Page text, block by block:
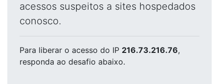
acessos suspeitos a sites hospedados
conosco.
Para liberar o acesso do IP 216.73.216.76,
responda ao desafio abaixo.